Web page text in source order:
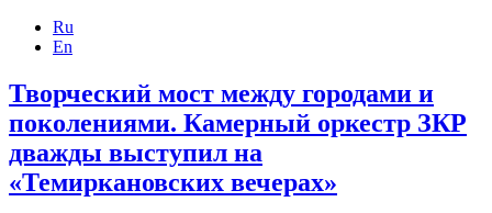
Ru
En
Творческий мост между городами и
поколениями. Камерный оркестр ЗКР
дважды выступил на
«Темиркановских вечерах»